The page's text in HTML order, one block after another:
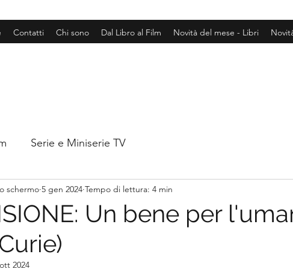
Novità del mese - Libri
Dal Libro al Film
Chi sono
Contatti
Serie e Miniserie TV
Un bene per
schermo 5 gen 2024 Tempo di lettura: 4 min
2024